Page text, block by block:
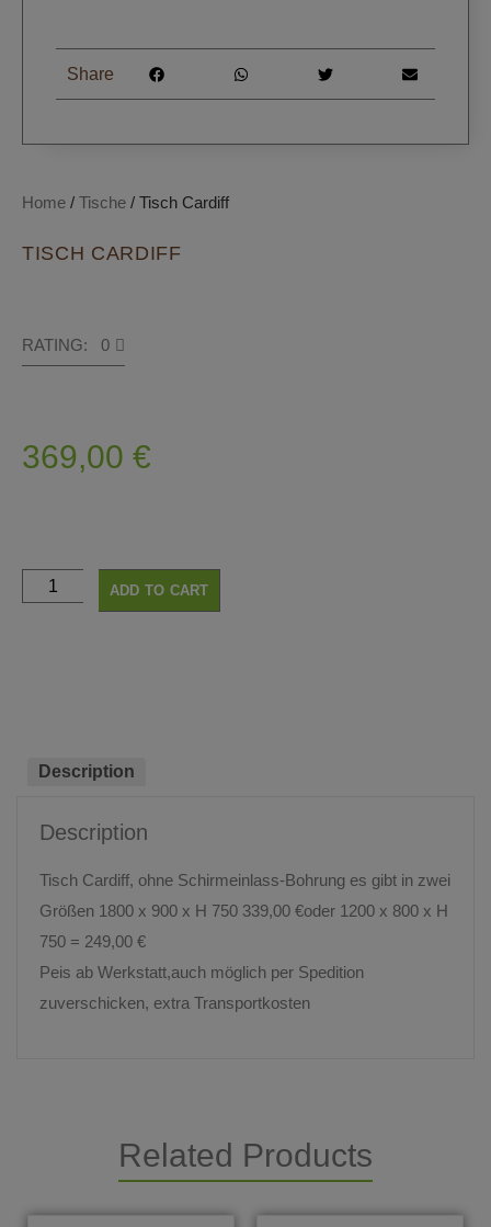
Home / Tische / Tisch Cardiff
TISCH CARDIFF
RATING: 0
369,00 €
ADD TO CART
Share
Description
Description
Tisch Cardiff, ohne Schirmeinlass-Bohrung es gibt in zwei
Größen 1800 x 900 x H 750 339,00 €oder 1200 x 800 x H
750 = 249,00 €
Peis ab Werkstatt,auch möglich per Spedition
zuverschicken, extra Transportkosten
Related Products